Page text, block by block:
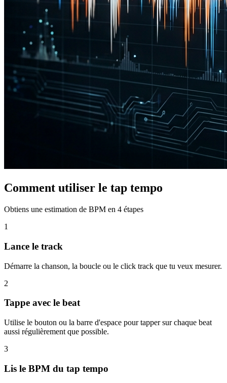
Comment utiliser le tap tempo
Obtiens une estimation de BPM en 4 étapes
1
Lance le track
Démarre la chanson, la boucle ou le click track que tu veux mesurer.
2
Tappe avec le beat
Utilise le bouton ou la barre d'espace pour tapper sur chaque beat
aussi régulièrement que possible.
3
Lis le BPM du tap tempo